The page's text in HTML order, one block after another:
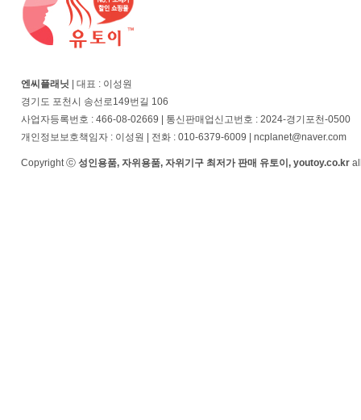
엔씨플래닛 | 대표 : 이성원
경기도 포천시 송선로149번길 106
사업자등록번호 : 466-08-02669 | 통신판매업신고번호 : 2024-경기포천-0500
개인정보보호책임자 : 이성원 | 전화 : 010-6379-6009 | ncplanet@naver.com
Copyright ⓒ 성인용품, 자위용품, 자위기구 최저가 판매 유토이, youtoy.co.kr